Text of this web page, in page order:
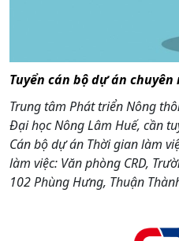
Tuyển cán bộ dự án
Trung tâm Phát triển Nông
Đại học Nông Lâm Huế, cần
Cán bộ dự án Thời gian làm
làm việc: Văn phòng CRD,
102 Phùng Hưng, Thuận